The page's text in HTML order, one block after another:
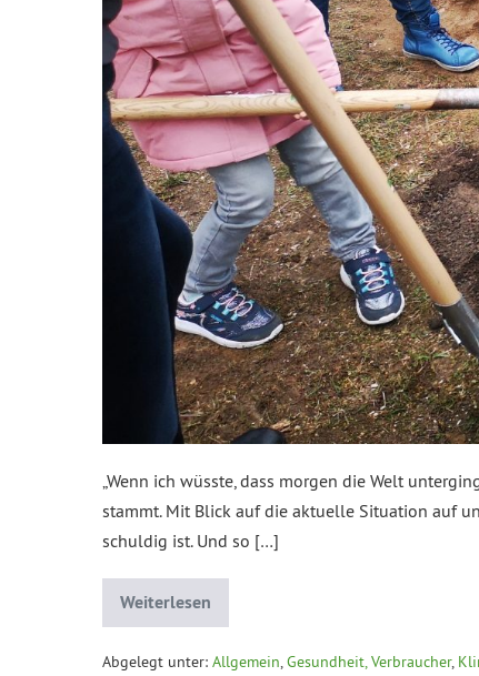
„Wenn ich wüsste, dass morgen die Welt
stammt. Mit Blick auf die aktuelle Situation auf
schuldig ist. Und so […]
Weiterlesen
Abgelegt unter: Allgemein,Gesundheit, Verbraucher,